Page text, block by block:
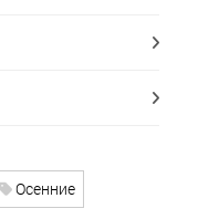
Осенние